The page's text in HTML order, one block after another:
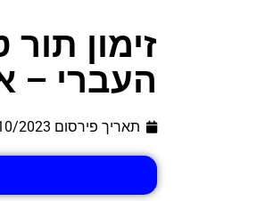
זימון
העברי –
תאריך פירסום 08/10/2023